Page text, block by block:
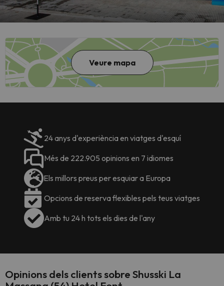
Veure mapa
24 anys d'experiència en viatges d'esquí
Més de 222.905 opinions en 7 idiomes
Els millors preus per esquiar a Europa
Opcions de reserva flexibles pels teus viatges
Amb tu 24 h tots els dies de l'any
Opinions dels clients sobre Shusski La